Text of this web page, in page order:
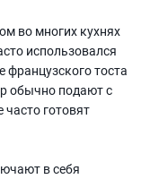
во многих кухнях
использовался
французского тоста
обычно подают с
готовят
в себя